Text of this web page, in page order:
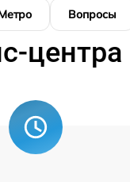
Вопросы
центра